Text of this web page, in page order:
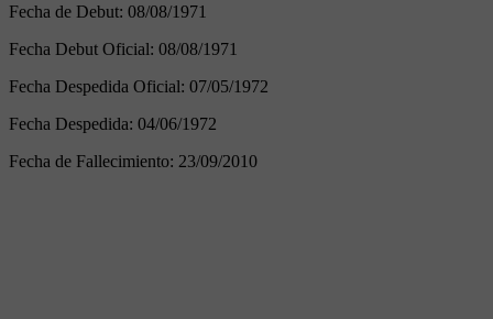
Fecha de Debut: 08/08/1971
Fecha Debut Oficial: 08/08/1971
Fecha Despedida Oficial: 07/05/1972
Fecha Despedida: 04/06/1972
Fecha de Fallecimiento: 23/09/2010